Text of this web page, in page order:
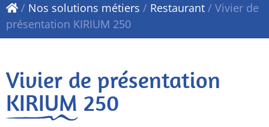
/ Nos solutions métiers / Restaurant / Vivier de
présentation KIRIUM 250
Vivier de présentation
KIRIUM 250